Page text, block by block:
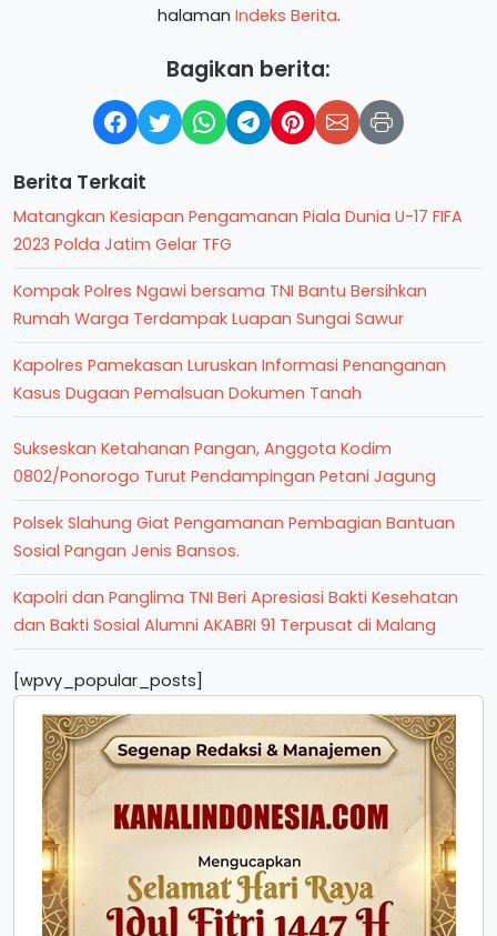
halaman Indeks Berita.
Bagikan berita:
Berita Terkait
Matangkan Kesiapan Pengamanan Piala Dunia U-17 FIFA
2023 Polda Jatim Gelar TFG
Kompak Polres Ngawi bersama TNI Bantu Bersihkan
Rumah Warga Terdampak Luapan Sungai Sawur
Kapolres Pamekasan Luruskan Informasi Penanganan
Kasus Dugaan Pemalsuan Dokumen Tanah
Sukseskan Ketahanan Pangan, Anggota Kodim
0802/Ponorogo Turut Pendampingan Petani Jagung
Polsek Slahung Giat Pengamanan Pembagian Bantuan
Sosial Pangan Jenis Bansos.
Kapolri dan Panglima TNI Beri Apresiasi Bakti Kesehatan
dan Bakti Sosial Alumni AKABRI 91 Terpusat di Malang
[wpvy_popular_posts]